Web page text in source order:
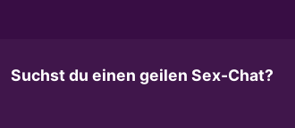
Suchst du einen geilen Sex-Chat?